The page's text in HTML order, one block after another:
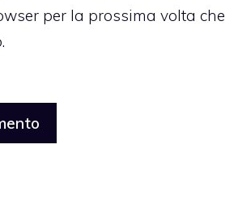
per la prossima volta che